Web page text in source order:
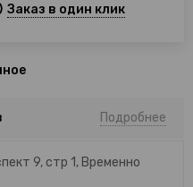
Заказ в один клик
Подробнее
9, стр 1, Временно